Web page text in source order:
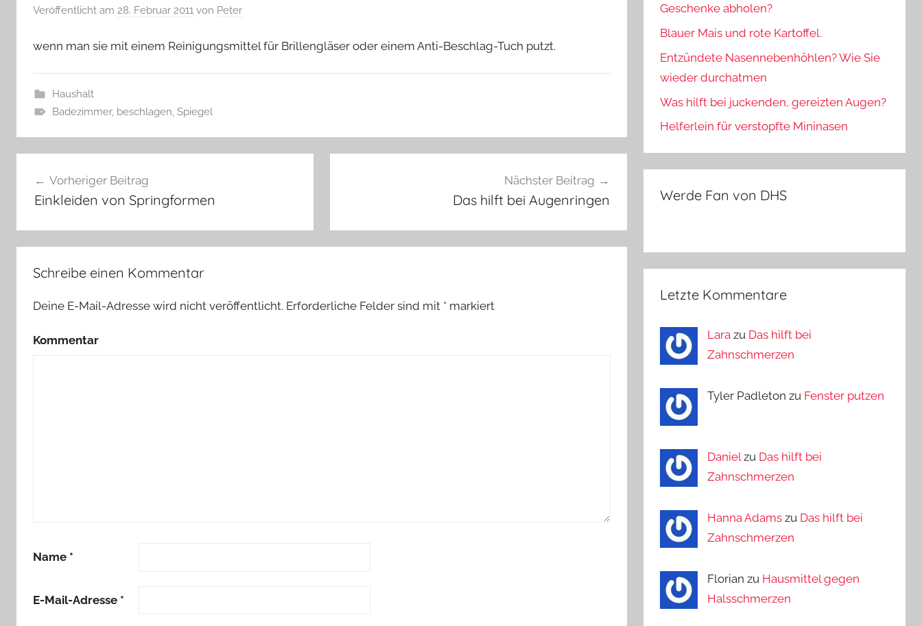
Veröffentlicht am 28. Februar 2011 von Peter
wenn man sie mit einem Reinigungsmittel für Brillengläser oder einem Anti-Beschlag-Tuch putzt.
Haushalt
Badezimmer, beschlagen, Spiegel
Vorheriger Beitrag
Einkleiden von Springformen
Nächster Beitrag
Das hilft bei Augenringen
Schreibe einen Kommentar
Deine E-Mail-Adresse wird nicht veröffentlicht. Erforderliche Felder sind mit * markiert
Kommentar
Name *
E-Mail-Adresse *
Geschenke abholen?
Blauer Mais und rote Kartoffel.
Entzündete Nasennebenhöhlen? Wie Sie
wieder durchatmen
Was hilft bei juckenden, gereizten Augen?
Helferlein für verstopfte Mininasen
Werde Fan von DHS
Letzte Kommentare
Larazu Das hilft bei
Zahnschmerzen
Tyler Padleton zu Fenster putzen
Daniel zu Das hilft bei
Zahnschmerzen
Hanna Adamszu Das hilft bei
Zahnschmerzen
Florian zu Hausmittel gegen
Halsschmerzen